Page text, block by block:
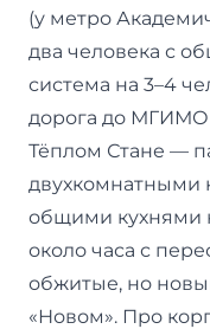
(у метро
два человека с
система на 3–4
дорога до МГИМО
Тёплом Стане —
двухкомнатными
общими кухнями
около часа с
обжитые, но
«Новом». Про